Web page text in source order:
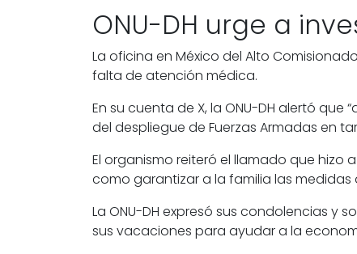
ONU-DH urge a
La oficina en México del Alto
falta de atención médica.
En su cuenta de X, la ONU-DH alertó
del despliegue de Fuerzas Armadas en
El organismo reiteró el llamado que hizo
como garantizar a la familia las
La ONU-DH expresó sus condolencias y
sus vacaciones para ayudar a la